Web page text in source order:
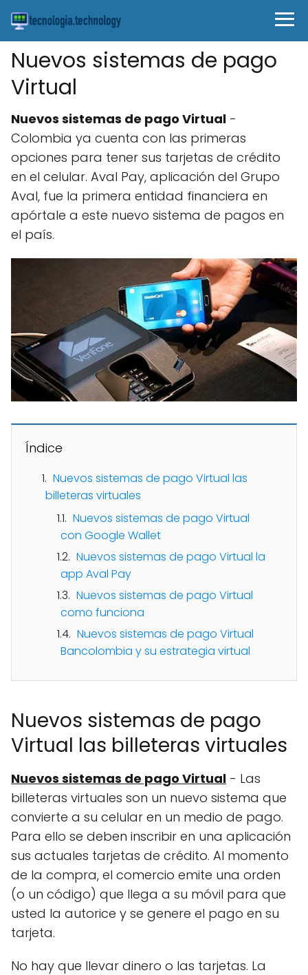
Nuevos sistemas de pago
Virtual
Nuevos sistemas de pago Virtual -
Colombia ya cuenta con las primeras
opciones para tener sus tarjetas de crédito
en el celular. Aval Pay, aplicación del Grupo
Aval, fue la primera entidad financiera en
apórtale a este nuevo sistema de pagos en
el país.
Índice
Nuevos sistemas de pago Virtual las
billeteras virtuales
Nuevos sistemas de pago Virtual
con Google Wallet
Nuevos sistemas de pago Virtual la
app Aval Pay
Nuevos sistemas de pago Virtual
como funciona
Nuevos sistemas de pago Virtual
Bancolombia y su estrategia virtual
Nuevos sistemas de pago
Virtual las billeteras virtuales
Nuevos sistemas de pago Virtual - Las
billeteras virtuales son un nuevo sistema que
convierte a su celular en un medio de pago.
Para ello se deben inscribir en una aplicación
sus actuales tarjetas de crédito. Al momento
de la compra, el comercio emite una orden
(o un código) que llega a su móvil para que
usted la autorice y se genere el pago en su
tarjeta.
No hay que llevar dinero o las tarjetas. La